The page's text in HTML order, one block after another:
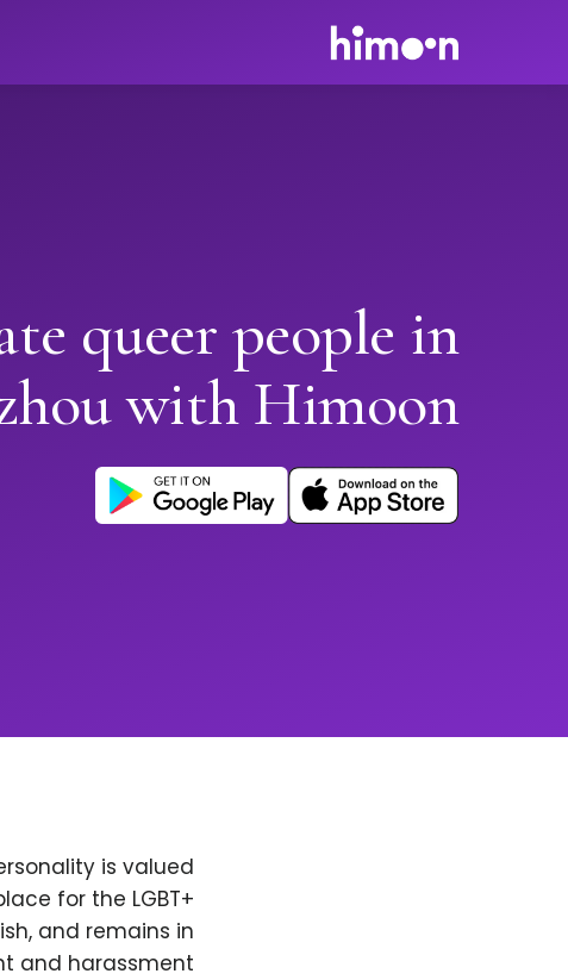
queer people in
with Himoon
is valued
for the LGBT+
and remains in
and harassment